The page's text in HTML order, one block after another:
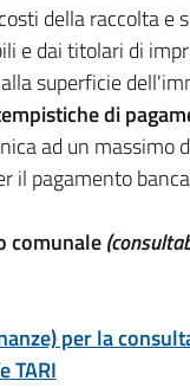
della raccolta
e dai titolari di
superficie
di
ad un massimo
il pagamento
comunale
per la
TARI